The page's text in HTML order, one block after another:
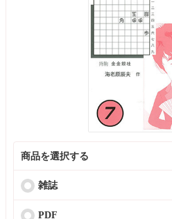
商品を選択する
雑誌
PDF